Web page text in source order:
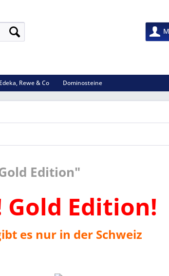
Edeka, Rewe & Co Dominosteine
Edition"
Edition!
es nur in der Schweiz